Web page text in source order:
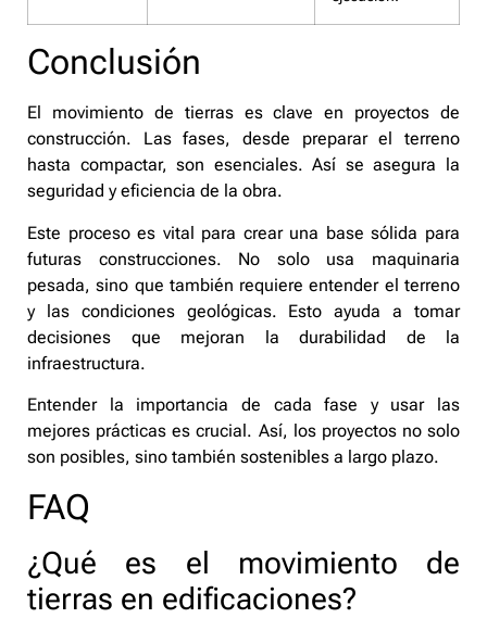
Conclusión
El movimiento de tierras es clave en proyectos de
construcción. Las fases, desde preparar el terreno
hasta compactar, son esenciales. Así se asegura la
seguridad y eficiencia de la obra.
Este proceso es vital para crear una base sólida para
futuras construcciones. No solo usa maquinaria
pesada, sino que también requiere entender el terreno
y las condiciones geológicas. Esto ayuda a tomar
decisiones que mejoran la durabilidad de la
infraestructura.
Entender la importancia de cada fase y usar las
mejores prácticas es crucial. Así, los proyectos no solo
son posibles, sino también sostenibles a largo plazo.
FAQ
¿Qué es el movimiento de
tierras en edificaciones?